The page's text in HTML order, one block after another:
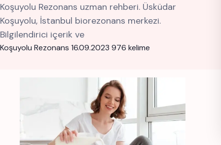
Koşuyolu Rezonans uzman rehberi. Üsküdar
Koşuyolu, İstanbul biorezonans merkezi.
Bilgilendirici içerik ve
Koşuyolu Rezonans 16.09.2023 976 kelime